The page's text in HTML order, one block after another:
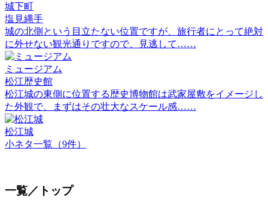
城下町
塩見縄手
城の北側という目立たない位置ですが、旅行者にとって絶対
に外せない観光通りですので、見逃して……
ミュージアム
松江歴史館
松江城の東側に位置する歴史博物館は武家屋敷をイメージし
た外観で、まずはその壮大なスケール感……
松江城
小ネタ一覧（9件）
一覧／トップ